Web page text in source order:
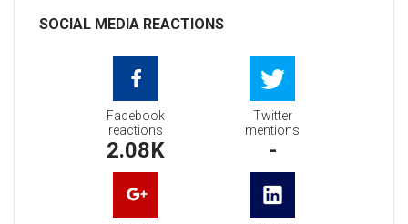
SOCIAL MEDIA REACTIONS
Facebook
reactions
2.08K
Twitter
mentions
-